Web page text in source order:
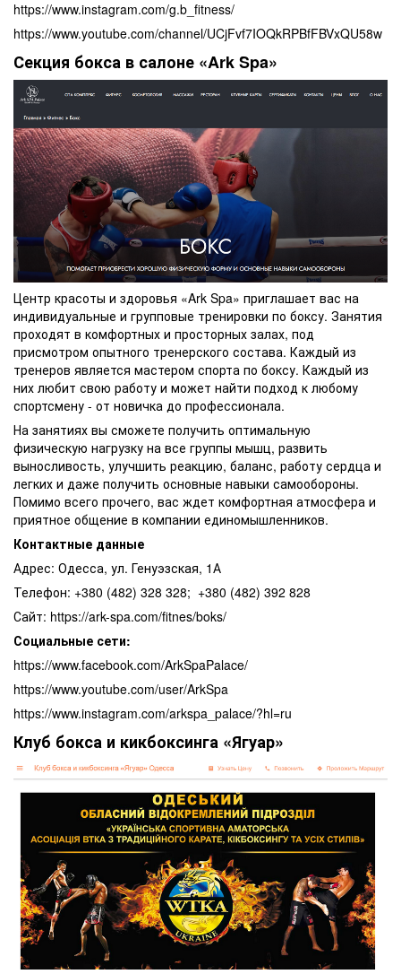
https://www.instagram.com/g.b_fitness/
https://www.youtube.com/channel/UCjFvf7IOQkRPBfFBVxQU58w
Секция бокса в салоне «Ark Spa»
Центр красоты и здоровья «Ark Spa» приглашает вас на
индивидуальные и групповые тренировки по боксу. Занятия
проходят в комфортных и просторных залах, под
присмотром опытного тренерского состава. Каждый из
тренеров является мастером спорта по боксу. Каждый из
них любит свою работу и может найти подход к любому
спортсмену - от новичка до профессионала.
На занятиях вы сможете получить оптимальную
физическую нагрузку на все группы мышц, развить
выносливость, улучшить реакцию, баланс, работу сердца и
легких и даже получить основные навыки самообороны.
Помимо всего прочего, вас ждет комфортная атмосфера и
приятное общение в компании единомышленников.
Контактные данные
Адрес: Одесса, ул. Генуэзская, 1А
Телефон: +380 (482) 328 328; +380 (482) 392 828
Сайт: https://ark-spa.com/fitnes/boks/
Социальные сети:
https://www.facebook.com/ArkSpaPalace/
https://www.youtube.com/user/ArkSpa
https://www.instagram.com/arkspa_palace/?hl=ru
Клуб бокса и кикбоксинга «Ягуар»